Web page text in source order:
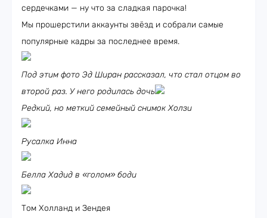
сердечками — ну что за сладкая парочка!
Мы прошерстили аккаунты звёзд и собрали самые
популярные кадры за последнее время.
Под этим фото Эд Ширан рассказал, что стал отцом во
второй раз. У него родилась дочь
Редкий, но меткий семейный снимок Холзи
Русалка Инна
Белла Хадид в «голом» боди
Том Холланд и Зендея